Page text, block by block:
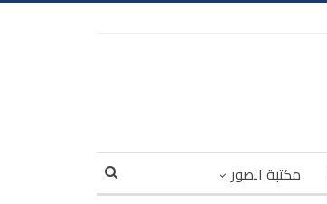
مكتبة الصور